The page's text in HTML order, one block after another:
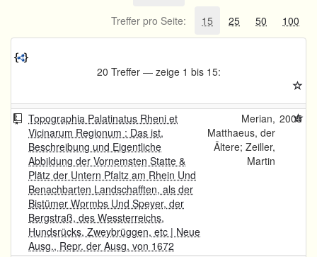
Treffer pro Seite:
15 25 50 100
20 Treffer — zeige 1 bis 15:
Topographia Palatinatus Rheni et
Vicinarum Regionum : Das ist,
Beschreibung und Eigentliche
Abbildung der Vornemsten Statte &
Plätz der Untern Pfaltz am Rhein Und
Benachbarten Landschafften, als der
Bistümer Wormbs Und Speyer, der
Bergstraß, des Wessterreichs,
Hundsrücks, Zweybrüggen, etc | Neue
Ausg., Repr. der Ausg. von 1672
Merian,
Matthaeus, der
Ältere; Zeiller,
Martin
2005